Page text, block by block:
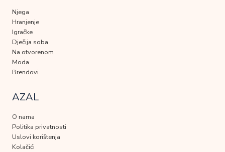
Njega
Hranjenje
Igračke
Dječija soba
Na otvorenom
Moda
Brendovi
AZAL
O nama
Politika privatnosti
Uslovi korištenja
Kolačići